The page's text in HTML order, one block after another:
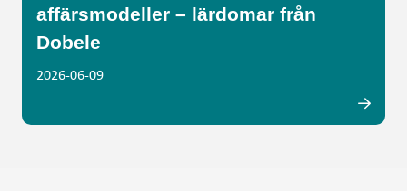
affärsmodeller – lärdomar från
Dobele
2026-06-09